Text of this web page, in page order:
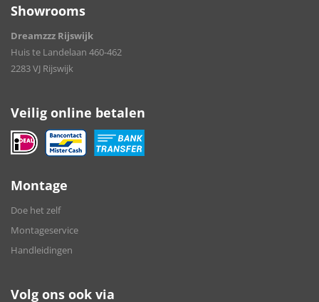
Showrooms
Dreamzzz Rijswijk
Huis te Landelaan 460-462
2283 VJ Rijswijk
Veilig online betalen
Montage
Doe het zelf
Montageservice
Handleidingen
Volg ons ook via